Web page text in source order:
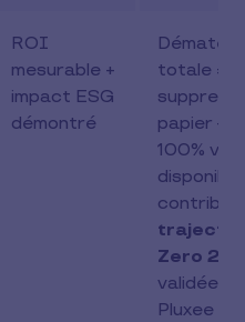
ROI
mesurable +
impact ESG
démontré
totale =
papier +
100%
disponible
Zero
validée
Pluxee